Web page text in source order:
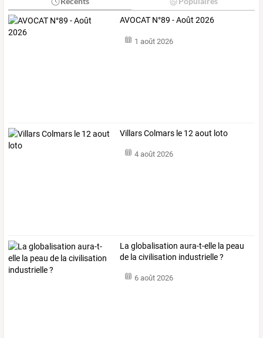
AVOCAT N°89 - Août 2026
1 août 2026
Villars Colmars le 12 aout loto
4 août 2026
La globalisation aura-t-elle la peau
de la civilisation industrielle ?
6 août 2026